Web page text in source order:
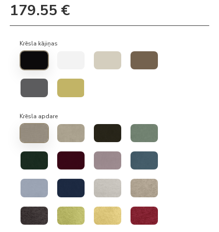
179.55 €
Krēsla kājiņas
Krēsla apdare